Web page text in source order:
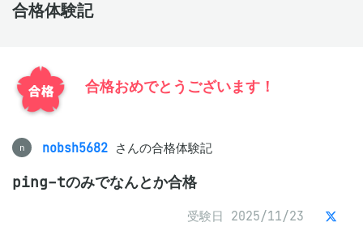
合格体験記
合格おめでとうございます！
n nobsh5682 さんの合格体験記
ping-tのみでなんとか合格
受験日 2025/11/23